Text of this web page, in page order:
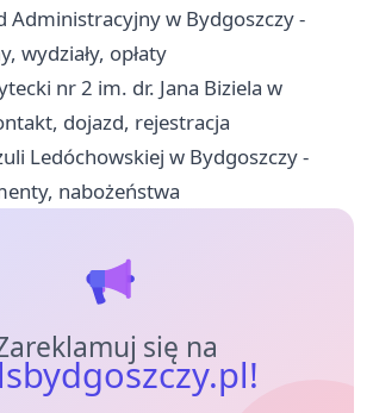
Administracyjny w Bydgoszczy -
wydziały, opłaty
nr 2 im. dr. Jana Biziela w
dojazd, rejestracja
Ledóchowskiej w Bydgoszczy -
nabożeństwa
się na